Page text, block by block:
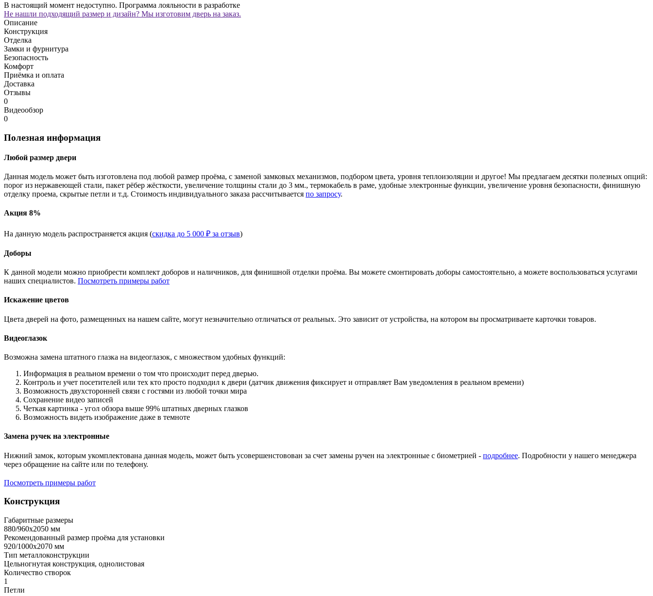
В настоящий момент недоступно. Программа лояльности в разработке
Не нашли подходящий размер и дизайн? Мы изготовим дверь на заказ.
Описание
Конструкция
Отделка
Замки и фурнитура
Безопасность
Комфорт
Приёмка и оплата
Доставка
Отзывы
0
Видеообзор
0
Полезная информация
Любой размер двери
Данная модель может быть изготовлена под любой размер проёма, с заменой замковых механизмов, подбором цвета, уровня теплоизоляции и другое! Мы предлагаем десятки полезных опций:
порог из нержавеющей стали, пакет рёбер жёсткости, увеличение толщины стали до 3 мм., термокабель в раме, удобные электронные функции, увеличение уровня безопасности, финишную
отделку проема, скрытые петли и т.д. Стоимость индивидуального заказа рассчитывается по запросу.
Акция 8%
На данную модель распространяется акция (скидка до 5 000 ₽ за отзыв)
Доборы
К данной модели можно приобрести комплект доборов и наличников, для финишной отделки проёма. Вы можете смонтировать доборы самостоятельно, а можете воспользоваться услугами
наших специалистов. Посмотреть примеры работ
Искажение цветов
Цвета дверей на фото, размещенных на нашем сайте, могут незначительно отличаться от реальных. Это зависит от устройства, на котором вы просматриваете карточки товаров.
Видеоглазок
Возможна замена штатного глазка на видеоглазок, с множеством удобных функций:
Информация в реальном времени о том что происходит перед дверью.
Контроль и учет посетителей или тех кто просто подходил к двери (датчик движения фиксирует и отправляет Вам уведомления в реальном времени)
Возможность двухсторонней связи с гостями из любой точки мира
Сохранение видео записей
Четкая картинка - угол обзора выше 99% штатных дверных глазков
Возможность видеть изображение даже в темноте
Замена ручек на электронные
Нижний замок, которым укомплектована данная модель, может быть усовершенстовован за счет замены ручен на электронные с биометрией - подробнее. Подробности у нашего менеджера
через обращение на сайте или по телефону.
Посмотреть примеры работ
Конструкция
Габаритные размеры
880/960х2050 мм
Рекомендованный размер проёма для установки
920/1000х2070 мм
Тип металлоконструкции
Цельногнутая конструкция, однолистовая
Количество створок
1
Петли